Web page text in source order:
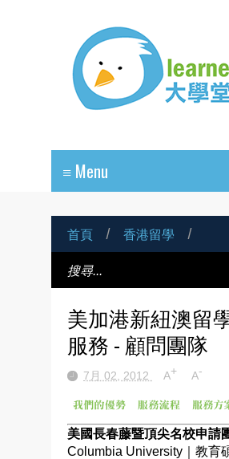
首頁 / 香港留學 /
美加港新紐澳留
服務 - 顧問團隊
7月 02, 2012 A+ A-
美國長春藤暨頂尖名校申請
Columbia University｜教育